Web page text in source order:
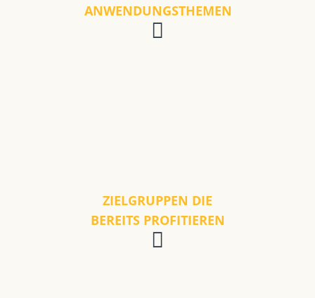
ANWENDUNGSTHEMEN
ZIELGRUPPEN DIE
BEREITS PROFITIEREN